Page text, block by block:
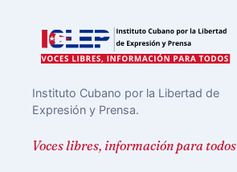
Instituto Cubano por la Libertad de
Expresión y Prensa.
Voces libres, información para todos